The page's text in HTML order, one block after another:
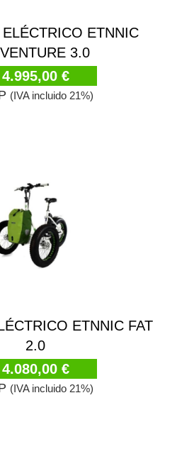
ETNNIC
3.0
4.995,00 €
(IVA incluido 21%)
ETNNIC FAT
2.0
4.080,00 €
(IVA incluido 21%)